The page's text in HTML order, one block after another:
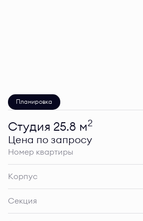
Планировка
Студия 25.8 м2
Цена по запросу
Номер квартиры
Корпус
Секция